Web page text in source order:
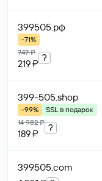
399505.рф
-71%
747 ₽
219 ₽
?
399-505.shop
-99%
SSL в подарок
14 982 ₽
189 ₽
?
399505.com